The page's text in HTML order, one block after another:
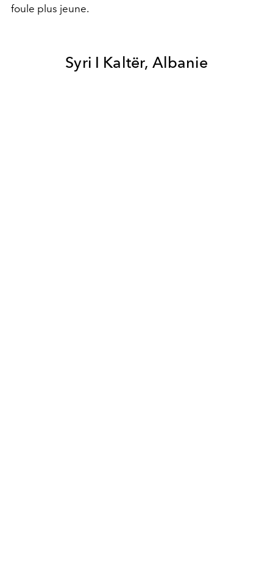
foule plus jeune.
Syri I Kaltër, Albanie